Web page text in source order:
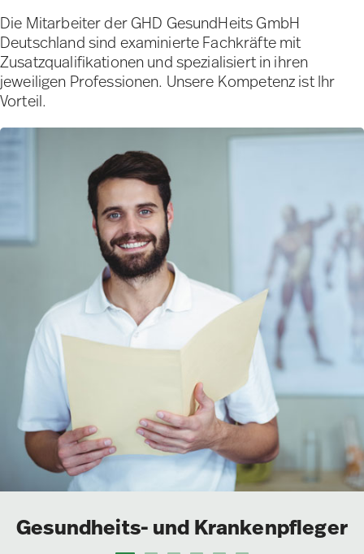
Die Mitarbeiter der GHD GesundHeits GmbH
Deutschland sind examinierte Fachkräfte mit
Zusatzqualifikationen und spezialisiert in ihren
jeweiligen Professionen. Unsere Kompetenz ist Ihr
Vorteil.
Gesundheits- und Krankenpfleger